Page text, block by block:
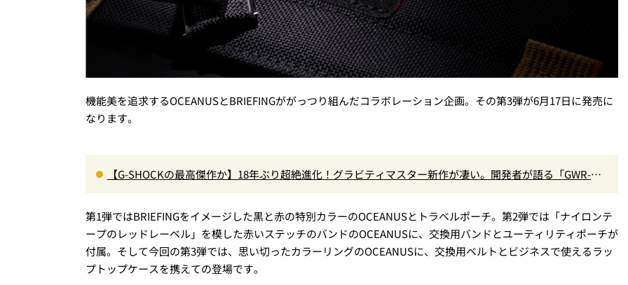
機能美を追求するOCEANUSとBRIEFINGががっつり組んだコラボレーション企画。その第3弾が6月17日に発売に
なります。
【G-SHOCKの最高傑作か】18年ぶり超絶進化！グラビティマスター新作が凄い。開発者が語る「GWR-B3
第1弾ではBRIEFINGをイメージした黒と赤の特別カラーのOCEANUSとトラベルポーチ。第2弾では「ナイロンテ
ープのレッドレーベル」を模した赤いステッチのバンドのOCEANUSに、交換用バンドとユーティリティポーチが
付属。そして今回の第3弾では、思い切ったカラーリングのOCEANUSに、交換用ベルトとビジネスで使えるラッ
プトップケースを携えての登場です。